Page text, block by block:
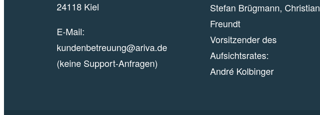
24118 Kiel
E-Mail:
kundenbetreuung@ariva.de
(keine Support-Anfragen)
Stefan Brügmann, Christian
Freundt
Vorsitzender des
Aufsichtsrates:
André Kolbinger